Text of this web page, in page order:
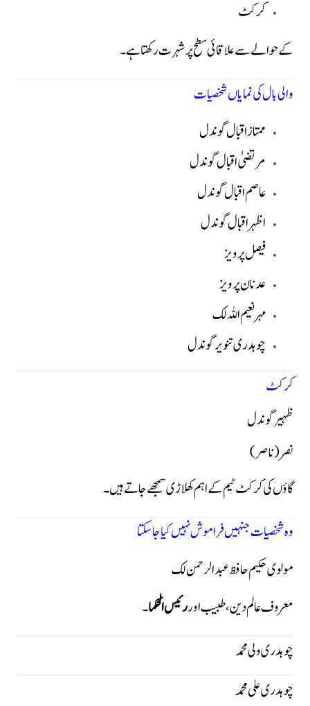
کرکٹ
کے حوالے سے علاقائی سطح پر شہرت رکھتا ہے۔
والی بال کی نمایاں شخصیات
ممتاز اقبال گوندل
مرتضیٰ اقبال گوندل
عاصم اقبال گوندل
اظہر اقبال گوندل
فیصل پرویز
عدنان پرویز
مہر نعیم اللہ لک
چوہدری تنویر گوندل
کرکٹ
ظہیر گوندل
نصر (ناصر)
گاؤں کی کرکٹ ٹیم کے اہم کھلاڑی سمجھے جاتے ہیں۔
وہ شخصیات جنہیں فراموش نہیں کیا جا سکتا
مولوی حکیم حافظ عبدالرحمن لک
معروف عالم دین، طبیب اوررئیس الحکما۔
چوہدری ولی محمد
چوہدری علی محمد